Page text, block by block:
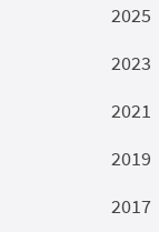
2025
2023
2021
2019
2017